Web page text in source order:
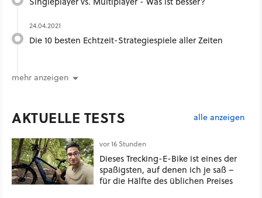
24.04.2021
Die 10 besten Echtzeit-Strategiespiele aller Zeiten
mehr anzeigen
AKTUELLE TESTS alle anzeigen
vor 16 Stunden
Dieses Trecking-E-Bike ist eines der
spaßigsten, auf denen ich je saß –
für die Hälfte des üblichen Preises